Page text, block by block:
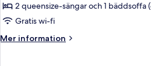
Floor)
Rum
-
flera
sängar
2 queensize-sängar och 1 bäddsoffa
Gratis wi-fi
Mer information
Mer